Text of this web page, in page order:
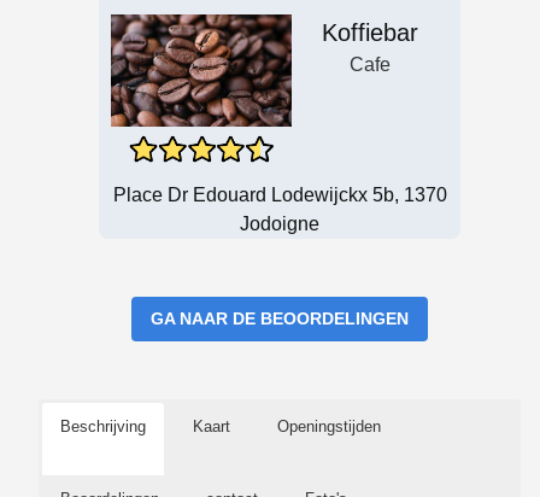
Koffiebar
Cafe
Place Dr Edouard Lodewijckx 5b, 1370
Jodoigne
GA NAAR DE BEOORDELINGEN
Beschrijving Kaart Openingstijden